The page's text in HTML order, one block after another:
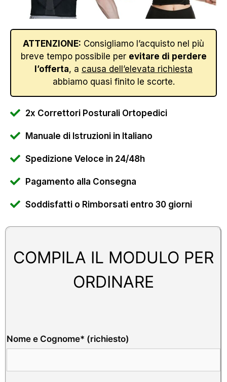
ATTENZIONE: Consigliamo l’acquisto nel più
breve tempo possibile per evitare di perdere
l’offerta, a causa dell’elevata richiesta
abbiamo quasi finito le scorte.
2x Correttori Posturali Ortopedici
Manuale di Istruzioni in Italiano
Spedizione Veloce in 24/48h
Pagamento alla Consegna
Soddisfatti o Rimborsati entro 30 giorni
COMPILA IL MODULO PER
ORDINARE
Nome e Cognome* (richiesto)